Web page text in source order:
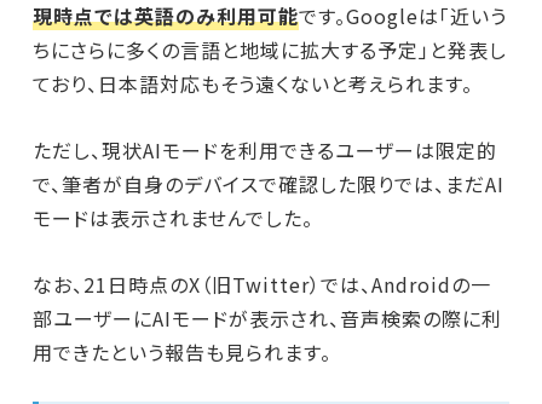
現時点では英語のみ利用可能です。Googleは「近いう
ちにさらに多くの言語と地域に拡大する予定」と発表し
ており、日本語対応もそう遠くないと考えられます。
ただし、現状AIモードを利用できるユーザーは限定的
で、筆者が自身のデバイスで確認した限りでは、まだAI
モードは表示されませんでした。
なお、21日時点のX（旧Twitter）では、Androidの一
部ユーザーにAIモードが表示され、音声検索の際に利
用できたという報告も見られます。